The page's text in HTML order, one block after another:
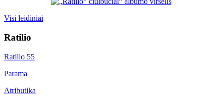
Visi leidiniai
Ratilio
Ratilio 55
Parama
Atributika